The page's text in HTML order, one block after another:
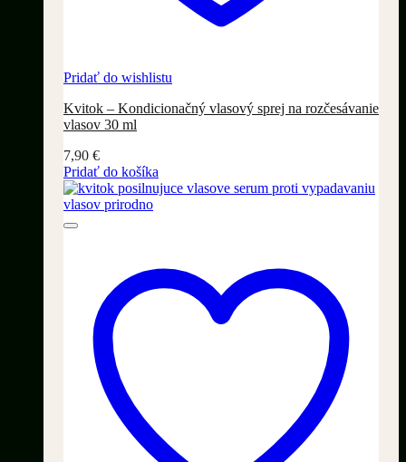
Pridať do wishlistu
Kvitok – Kondicionačný vlasový sprej na rozčesávanie
vlasov 30 ml
7,90 €
Pridať do košíka